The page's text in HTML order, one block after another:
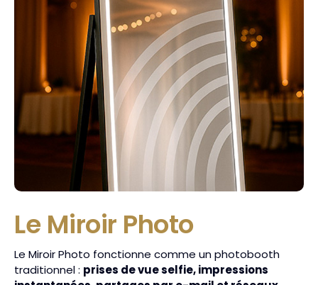
Le Miroir Photo
Le Miroir Photo fonctionne comme un photobooth
traditionnel : prises de vue selfie, impressions